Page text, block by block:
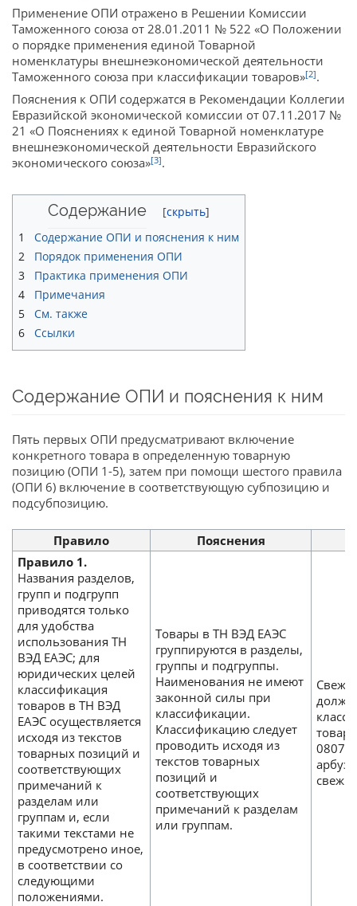
Применение ОПИ отражено в Решении Комиссии
Таможенного союза от 28.01.2011 № 522 «О Положении
о порядке применения единой Товарной
номенклатуры внешнеэкономической деятельности
Таможенного союза при классификации товаров»[2].
Пояснения к ОПИ содержатся в Рекомендации Коллегии
Евразийской экономической комиссии от 07.11.2017 №
21 «О Пояснениях к единой Товарной номенклатуре
внешнеэкономической деятельности Евразийского
экономического союза»[3].
Содержание
1
Содержание ОПИ и пояснения к ним
2
Порядок применения ОПИ
3
Практика применения ОПИ
4
Примечания
5
См. также
6
Ссылки
Содержание ОПИ и пояснения к ним
Пять первых ОПИ предусматривают включение
конкретного товара в определенную товарную
позицию (ОПИ 1-5), затем при помощи шестого правила
(ОПИ 6) включение в соответствующую субпозицию и
подсубпозицию.
Правило Пояснения
Правило 1.
Названия разделов,
групп и подгрупп
приводятся только
для удобства
использования ТН
ВЭД ЕАЭС; для
юридических целей
классификация
товаров в ТН ВЭД
ЕАЭС осуществляется
исходя из текстов
товарных позиций и
соответствующих
примечаний к
разделам или
группам и, если
такими текстами не
предусмотрено иное,
в соответствии со
следующими
положениями.
Товары в ТН ВЭД ЕАЭС
группируются в разделы,
группы и подгруппы.
Наименования не имеют
законной силы при
классификации.
Классификацию следует
проводить исходя из
текстов товарных
позиций и
соответствующих
примечаний к разделам
или группам.
0807